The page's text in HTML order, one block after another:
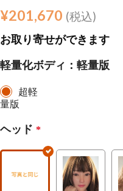
¥201,670 (税込)
お取り寄せができます
軽量化ボディ：軽量版
超軽
量版
ヘッド *